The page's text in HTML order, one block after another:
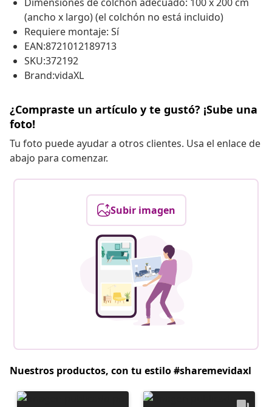
(ancho x largo) (el colchón no está incluido)
Requiere montaje: Sí
EAN:8721012189713
SKU:372192
Brand:vidaXL
¿Compraste un artículo y te gustó? ¡Sube una
foto!
Tu foto puede ayudar a otros clientes. Usa el enlace de
abajo para comenzar.
Subir imagen
Nuestros productos, con tu estilo #sharemevidaxl